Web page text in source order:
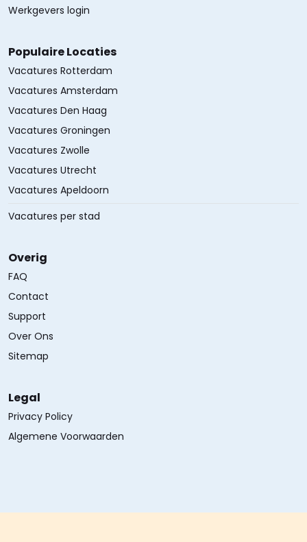
Werkgevers login
Populaire Locaties
Vacatures Rotterdam
Vacatures Amsterdam
Vacatures Den Haag
Vacatures Groningen
Vacatures Zwolle
Vacatures Utrecht
Vacatures Apeldoorn
Vacatures per stad
Overig
FAQ
Contact
Support
Over Ons
Sitemap
Legal
Privacy Policy
Algemene Voorwaarden